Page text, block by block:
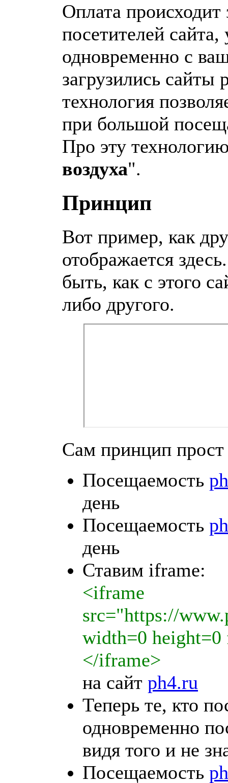
Оплата
посетителей
одновременно с
загрузились сайты
технология
при большой
Про эту
воздуха".
Принцип
Вот пример, как
отображается
быть, как с этого
либо другого.
Сам принцип прост
Посещаемость
день
Посещаемость
день
Ставим iframe:
<iframe
src="https://
width=0 height=0
</iframe>
на сайт ph4.ru
Теперь те, кто
одновременно
видя того и не
Посещаемость